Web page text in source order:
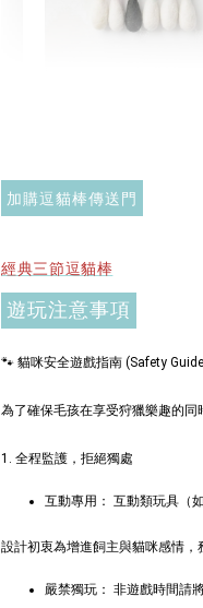
現貨｜彩色系
NT$ 1,500 TWD
加入購物車
$289加購奧咪樂 紓
加購逗貓棒傳送門
經典三節逗貓棒
遊玩注意事項
🐾 貓咪安全遊戲指南 (Safety
為了確保毛孩在享受狩獵樂趣的同
1. 全程監護，拒絕獨處
互動專用： 互動類玩具（
設計初衷為增進飼主與貓咪感情，
嚴禁獨玩： 非遊戲時間請